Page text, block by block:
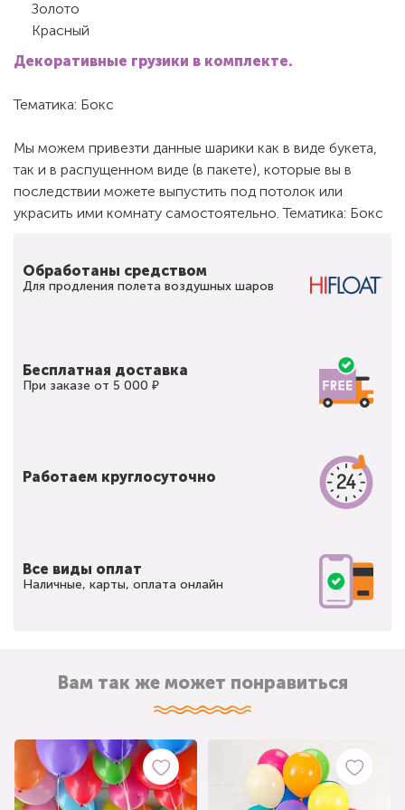
Золото
Красный
Декоративные грузики в комплекте.
Тематика: Бокс
Мы можем привезти данные шарики как в виде букета,
так и в распущенном виде (в пакете), которые вы в
последствии можете выпустить под потолок или
украсить ими комнату самостоятельно. Тематика: Бокс
Обработаны средством
Для продления полета воздушных шаров
Бесплатная доставка
При заказе от 5 000 ₽
Работаем круглосуточно
Все виды оплат
Наличные, карты, оплата онлайн
Вам так же может понравиться